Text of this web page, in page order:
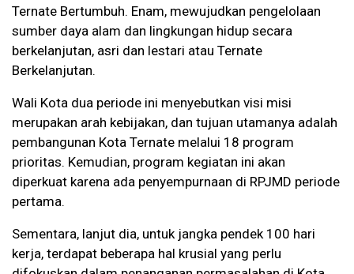
Ternate Bertumbuh. Enam, mewujudkan pengelolaan
sumber daya alam dan lingkungan hidup secara
berkelanjutan, asri dan lestari atau Ternate
Berkelanjutan.
Wali Kota dua periode ini menyebutkan visi misi
merupakan arah kebijakan, dan tujuan utamanya adalah
pembangunan Kota Ternate melalui 18 program
prioritas. Kemudian, program kegiatan ini akan
diperkuat karena ada penyempurnaan di RPJMD periode
pertama.
Sementara, lanjut dia, untuk jangka pendek 100 hari
kerja, terdapat beberapa hal krusial yang perlu